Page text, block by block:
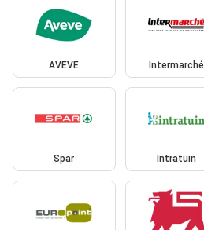
AVEVE Intermarché
Spar Intratuin